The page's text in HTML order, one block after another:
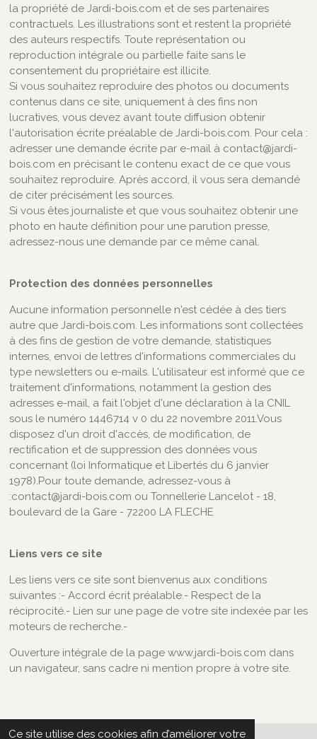
Ce site utilise des cookies afin d’améliorer votre
la propriété de Jardi-bois.com et de ses partenaires
contractuels. Les illustrations sont et restent la propriété
des auteurs respectifs. Toute représentation ou
reproduction intégrale ou partielle faite sans le
consentement du propriétaire est illicite.
Si vous souhaitez reproduire des photos ou documents
contenus dans ce site, uniquement à des fins non
lucratives, vous devez avant toute diffusion obtenir
l'autorisation écrite préalable de Jardi-bois.com. Pour cela :
adresser une demande écrite par e-mail à contact@jardi-
bois.com en précisant le contenu exact de ce que vous
souhaitez reproduire. Après accord, il vous sera demandé
de citer précisément les sources.
Si vous êtes journaliste et que vous souhaitez obtenir une
photo en haute définition pour une parution presse,
adressez-nous une demande par ce même canal.
Protection des données personnelles
Aucune information personnelle n'est cédée à des tiers
autre que Jardi-bois.com. Les informations sont collectées
à des fins de gestion de votre demande, statistiques
internes, envoi de lettres d'informations commerciales du
type newsletters ou e-mails. L'utilisateur est informé que ce
traitement d'informations, notamment la gestion des
adresses e-mail, a fait l'objet d'une déclaration à la CNIL
sous le numéro 1446714 v 0 du 22 novembre 2011.Vous
disposez d'un droit d'accès, de modification, de
rectification et de suppression des données vous
concernant (loi Informatique et Libertés du 6 janvier
1978).Pour toute demande, adressez-vous à
:contact@jardi-bois.com ou Tonnellerie Lancelot - 18,
boulevard de la Gare - 72200 LA FLECHE
Liens vers ce site
Les liens vers ce site sont bienvenus aux conditions
suivantes :- Accord écrit préalable.- Respect de la
réciprocité.- Lien sur une page de votre site indexée par les
moteurs de recherche.-
Ouverture intégrale de la page www.jardi-bois.com dans
un navigateur, sans cadre ni mention propre à votre site.